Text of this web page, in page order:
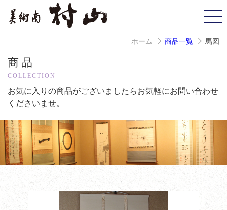
ホーム 商品一覧 馬図
商品
COLLECTION
お気に入りの商品がございましたらお気軽にお問い合わせ
くださいませ。